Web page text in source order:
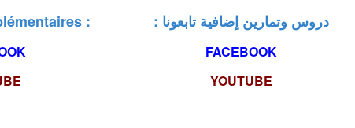
: : دروس وتمارين إضافية تابعونا
FACEBOOK
YOUTUBE